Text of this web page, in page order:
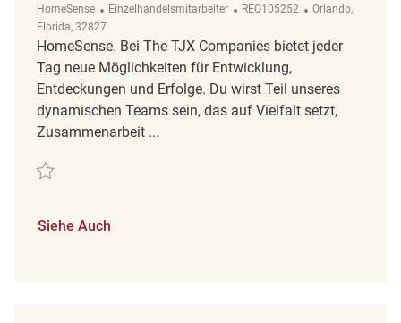
HomeSense Kategorie
Einzelhandelsmitarbeiter ReqId
REQ105252 Ort
Orlando,
Florida, 32827
HomeSense. Bei The TJX Companies bietet jeder
Tag neue Möglichkeiten für Entwicklung,
Entdeckungen und Erfolge. Du wirst Teil unseres
dynamischen Teams sein, das auf Vielfalt setzt,
Zusammenarbeit ...
Retten Merchandise Associate REQ105252
Siehe Auch